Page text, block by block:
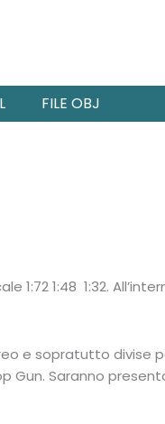
FILE OBJ
1:72 1:48 1:32.
e sopratutto divise
Gun. Saranno